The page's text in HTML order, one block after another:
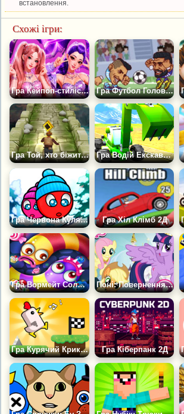
встановлення.
Схожі ігри:
Гра Кейпоп-стиліст: Дівчата-айдоли Гра Футбол Головами Арена: Всі Зірки
Гра Той, хто біжить по гробницях Гра Водій Екскаватора
Гра Червона Куля: Різдвяна Любов Гра Хіл Клімб 2Д
Гра Вормейт Солодощі Поні: Повернення Елементів Магії
Гра Курячий Крик: Гонка Гра Кіберпанк 2Д